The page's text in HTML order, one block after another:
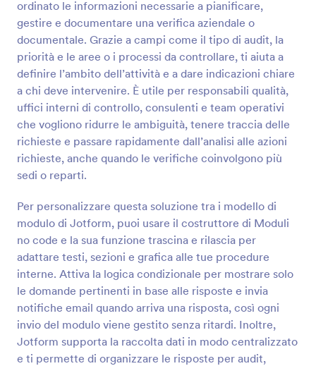
ordinato le informazioni necessarie a pianificare,
gestire e documentare una verifica aziendale o
documentale. Grazie a campi come il tipo di audit, la
priorità e le aree o i processi da controllare, ti aiuta a
definire l’ambito dell’attività e a dare indicazioni chiare
a chi deve intervenire. È utile per responsabili qualità,
uffici interni di controllo, consulenti e team operativi
che vogliono ridurre le ambiguità, tenere traccia delle
richieste e passare rapidamente dall’analisi alle azioni
richieste, anche quando le verifiche coinvolgono più
sedi o reparti.
Per personalizzare questa soluzione tra i modello di
modulo di Jotform, puoi usare il costruttore di Moduli
no code e la sua funzione trascina e rilascia per
adattare testi, sezioni e grafica alle tue procedure
interne. Attiva la logica condizionale per mostrare solo
le domande pertinenti in base alle risposte e invia
notifiche email quando arriva una risposta, così ogni
invio del modulo viene gestito senza ritardi. Inoltre,
Jotform supporta la raccolta dati in modo centralizzato
e ti permette di organizzare le risposte per audit,
sulla sicurezza sul lavoro dopo aver esaminato
l'intera area. Il modello può essere modificato in
base alle esigenze del proprietario del modulo.
Anteprima
Lista Di Controllo Qualità Form
Raccogli e documenta ispezioni e azioni correttive